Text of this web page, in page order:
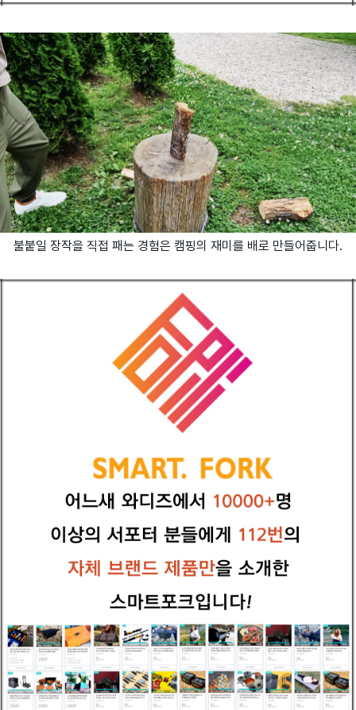
불붙일 장작을 직접 패는 경험은 캠핑의 재미를 배로 만들어줍니다.